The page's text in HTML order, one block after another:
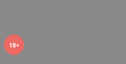
18+